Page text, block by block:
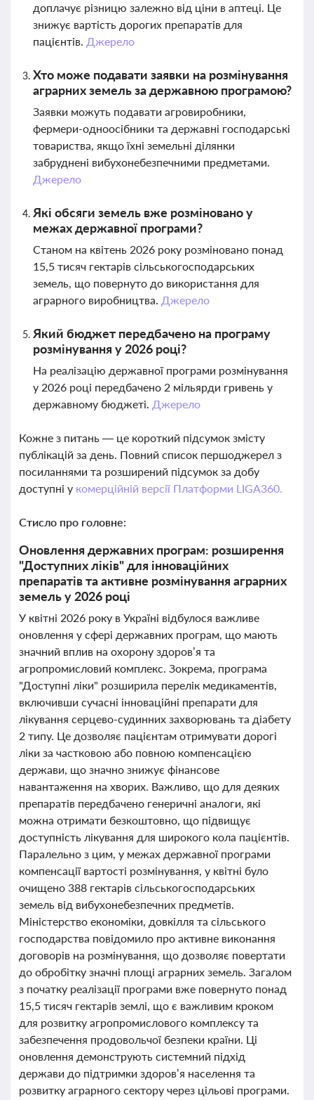
доплачує різницю залежно від ціни в аптеці. Це
знижує вартість дорогих препаратів для
пацієнтів. Джерело
Хто може подавати заявки на розмінування
аграрних земель за державною програмою?
Заявки можуть подавати агровиробники,
фермери-одноосібники та державні господарські
товариства, якщо їхні земельні ділянки
забруднені вибухонебезпечними предметами.
Джерело
Які обсяги земель вже розміновано у
межах державної програми?
Станом на квітень 2026 року розміновано понад
15,5 тисяч гектарів сільськогосподарських
земель, що повернуто до використання для
аграрного виробництва. Джерело
Який бюджет передбачено на програму
розмінування у 2026 році?
На реалізацію державної програми розмінування
у 2026 році передбачено 2 мільярди гривень у
державному бюджеті. Джерело
Кожне з питань — це короткий підсумок змісту
публікацій за день. Повний список першоджерел з
посиланнями та розширений підсумок за добу
доступні у комерційній версії Платформи LIGA360.
Стисло про головне:
Оновлення державних програм: розширення
"Доступних ліків" для інноваційних
препаратів та активне розмінування аграрних
земель у 2026 році
У квітні 2026 року в Україні відбулося важливе
оновлення у сфері державних програм, що мають
значний вплив на охорону здоров’я та
агропромисловий комплекс. Зокрема, програма
"Доступні ліки" розширила перелік медикаментів,
включивши сучасні інноваційні препарати для
лікування серцево-судинних захворювань та діабету
2 типу. Це дозволяє пацієнтам отримувати дорогі
ліки за частковою або повною компенсацією
держави, що значно знижує фінансове
навантаження на хворих. Важливо, що для деяких
препаратів передбачено генеричні аналоги, які
можна отримати безкоштовно, що підвищує
доступність лікування для широкого кола пацієнтів.
Паралельно з цим, у межах державної програми
компенсації вартості розмінування, у квітні було
очищено 388 гектарів сільськогосподарських
земель від вибухонебезпечних предметів.
Міністерство економіки, довкілля та сільського
господарства повідомило про активне виконання
договорів на розмінування, що дозволяє повертати
до обробітку значні площі аграрних земель. Загалом
з початку реалізації програми вже повернуто понад
15,5 тисяч гектарів землі, що є важливим кроком
для розвитку агропромислового комплексу та
забезпечення продовольчої безпеки країни. Ці
оновлення демонструють системний підхід
держави до підтримки здоров’я населення та
розвитку аграрного сектору через цільові програми.